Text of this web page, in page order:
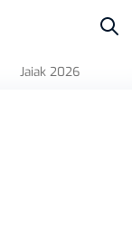
Jaiak 2026